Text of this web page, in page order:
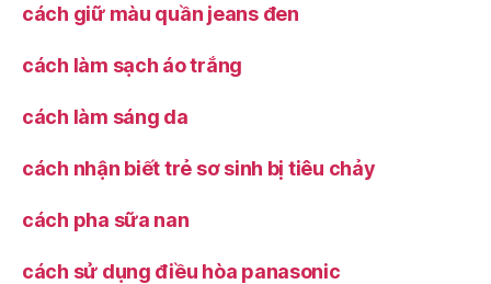
cách giữ màu quần jeans đen
cách làm sạch áo trắng
cách làm sáng da
cách nhận biết trẻ sơ sinh bị tiêu chảy
cách pha sữa nan
cách sử dụng điều hòa panasonic